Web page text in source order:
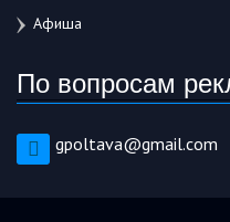
Афиша
По вопросам
gpoltava@gmail.com